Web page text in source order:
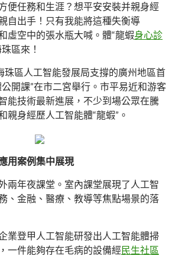
便任務和生涯？想平安安裝并親身經
自出手！只有我能將這種失衡導
虛空中的張水瓶大喊。體“龍蝦身心診
區來！
珠區人工智能發展局支撐的廣州地區首
開課”在市二宮舉行。市平易近和游客
能技術最新進展，不少到場公眾在騰
親身經歷人工智能體“龍蝦”。
用案例集中展現
兩年夜課堂。室內課堂展現了人工智
、金融、醫療、教導等焦點場景的落
業登甲人工智能研發出人工智能體掃
一件能夠存在毛病的設備經民生社區